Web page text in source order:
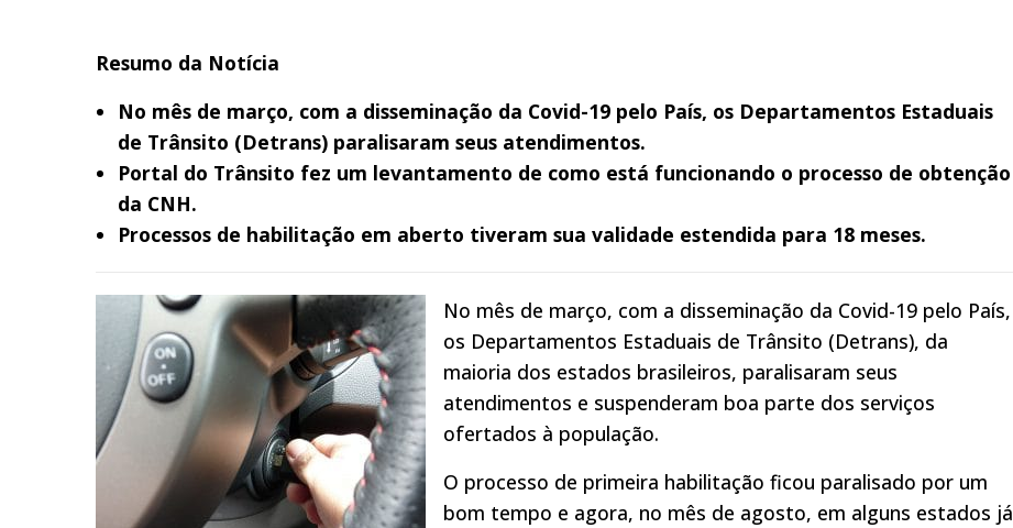
Resumo da Notícia
No mês de março, com a disseminação da Covid-19 pelo País, os Departamentos Estaduais
de Trânsito (Detrans) paralisaram seus atendimentos.
Portal do Trânsito fez um levantamento de como está funcionando o processo de obtenção
da CNH.
Processos de habilitação em aberto tiveram sua validade estendida para 18 meses.
No mês de março, com a disseminação da Covid-19 pelo País,
os Departamentos Estaduais de Trânsito (Detrans), da
maioria dos estados brasileiros, paralisaram seus
atendimentos e suspenderam boa parte dos serviços
ofertados à população.
O processo de primeira habilitação ficou paralisado por um
bom tempo e agora, no mês de agosto, em alguns estados já